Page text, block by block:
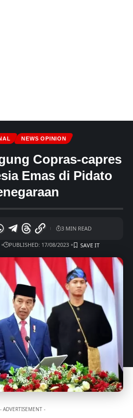
NEWS OPINION
Copras-capres
Emas di Pidato
PUBLISHED: 17/08/2023
3 MIN READ
- ADVERTISEMENT -